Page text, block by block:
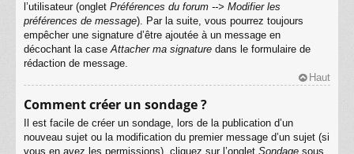
l’utilisateur (onglet Préférences du forum --> Modifier les
préférences de message). Par la suite, vous pourrez toujours
empêcher une signature d’être ajoutée à un message en
décochant la caseAttacher ma signature dans le formulaire de
rédaction de message.
Haut
Comment créer un sondage ?
Il est facile de créer un sondage, lors de la publication d’un
nouveau sujet ou la modification du premier message d’un sujet (si
vous en avez les permissions), cliquez sur l’onglet Sondage sous